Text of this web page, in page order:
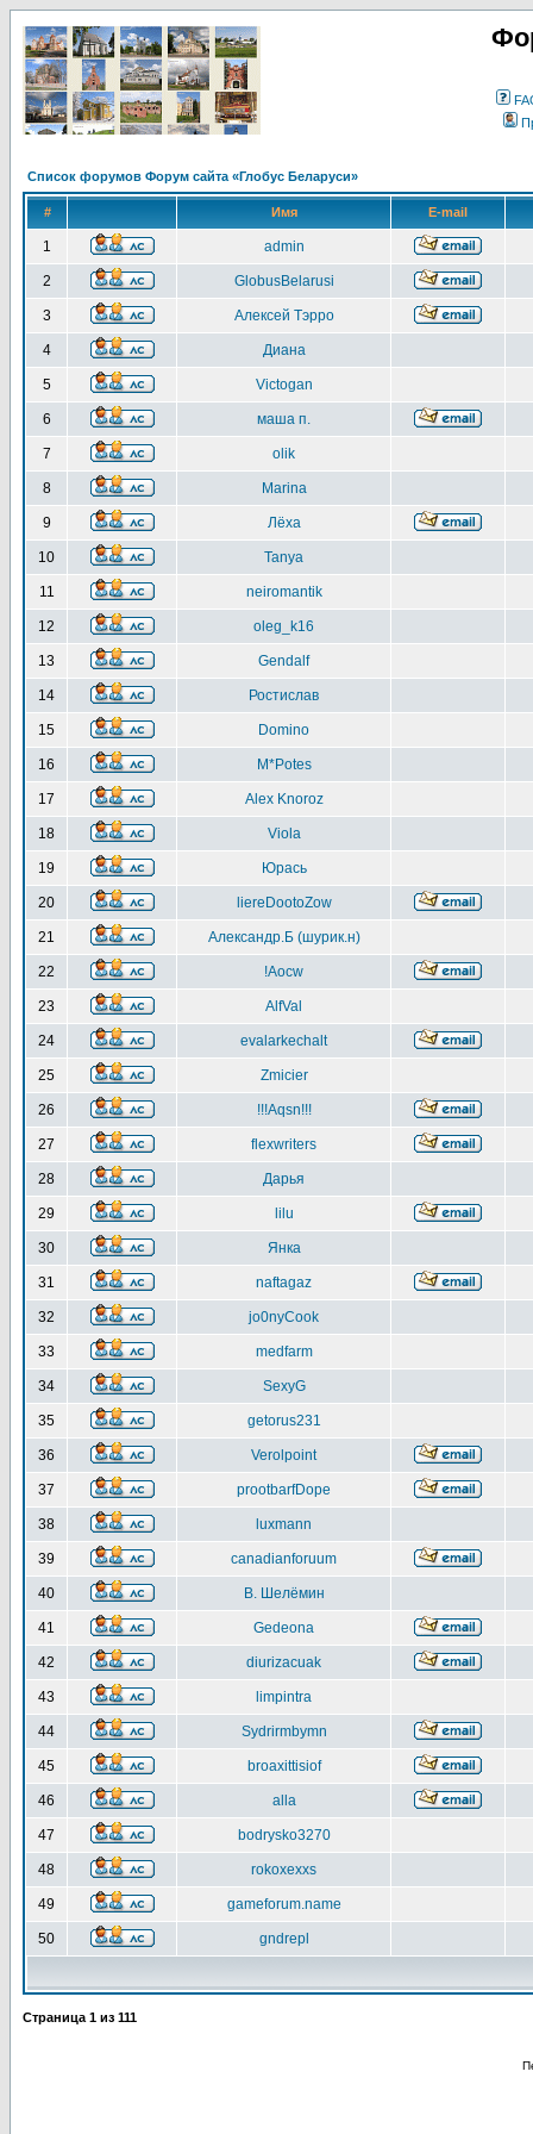
Список форумов Форум сайта «Глобус Беларуси»
# Имя E-mail
1 admin
2 GlobusBelarusi
3 Алексей Тэрро
4 Диана
5 Victogan
6 маша п.
7 olik
8 Marina
9 Лёха
10 Tanya
11 neiromantik
12 oleg_k16
13 Gendalf
14 Ростислав
15 Domino
16 M*Potes
17 Alex Knoroz
18 Viola
19 Юрась
20 liereDootoZow
21 Александр.Б (шурик.н)
22 !Aocw
23 AlfVal
24 evalarkechalt
25 Zmicier
26 !!!Aqsn!!!
27 flexwriters
28 Дарья
29 lilu
30 Янка
31 naftagaz
32 jo0nyCook
33 medfarm
34 SexyG
35 getorus231
36 Verolpoint
37 prootbarfDope
38 luxmann
39 canadianforuum
40 В. Шелёмин
41 Gedeona
42 diurizacuak
43 limpintra
44 Sydrirmbymn
45 broaxittisiof
46 alla
47 bodrysko3270
48 rokoxexxs
49 gameforum.name
50 gndrepl
Страница 1 из 111